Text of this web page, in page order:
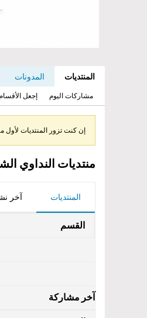
المنتديات المدونات
مشاركات اليوم إجعل
إن كنت تزور المنتديات
منتديات النداوي
المنتديات آخر
القسم
آخر مشاركة